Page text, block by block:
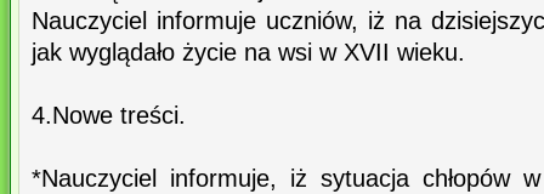
Nauczyciel informuje uczniów, iż na
jak wyglądało życie na wsi w XVII wieku.
4.Nowe treści.
*Nauczyciel informuje, iż sytuacja chłopów